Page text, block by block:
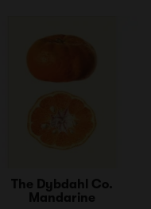
The Dybdahl Co.
Mandarine